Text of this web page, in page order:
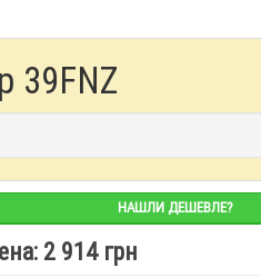
39FNZ
НАШЛИ ДЕШЕВЛЕ?
2 914 грн